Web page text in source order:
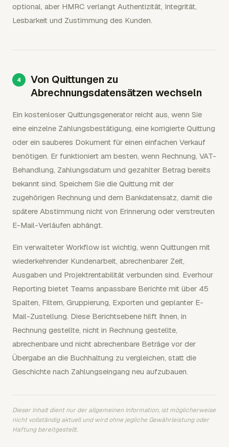
optional, aber HMRC verlangt Authentizität, Integrität,
Lesbarkeit und Zustimmung des Kunden.
Von Quittungen zu
Abrechnungsdatensätzen wechseln
Ein kostenloser Quittungsgenerator reicht aus, wenn Sie
eine einzelne Zahlungsbestätigung, eine korrigierte Quittung
oder ein sauberes Dokument für einen einfachen Verkauf
benötigen. Er funktioniert am besten, wenn Rechnung, VAT-
Behandlung, Zahlungsdatum und gezahlter Betrag bereits
bekannt sind. Speichern Sie die Quittung mit der
zugehörigen Rechnung und dem Bankdatensatz, damit die
spätere Abstimmung nicht von Erinnerung oder verstreuten
E-Mail-Verläufen abhängt.
Ein verwalteter Workflow ist wichtig, wenn Quittungen mit
wiederkehrender Kundenarbeit, abrechenbarer Zeit,
Ausgaben und Projektrentabilität verbunden sind. Everhour
Reporting bietet Teams anpassbare Berichte mit über 45
Spalten, Filtern, Gruppierung, Exporten und geplanter E-
Mail-Zustellung. Diese Berichtsebene hilft Ihnen, in
Rechnung gestellte, nicht in Rechnung gestellte,
abrechenbare und nicht abrechenbare Beträge vor der
Übergabe an die Buchhaltung zu vergleichen, statt die
Geschichte nach Zahlungseingang neu aufzubauen.
Dieser Inhalt dient nur der allgemeinen Information, ist möglicherweise
nicht vollständig aktuell und wird ohne jegliche Gewährleistung oder
Haftung bereitgestellt.